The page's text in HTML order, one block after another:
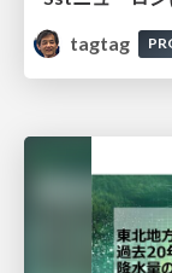
tagtag